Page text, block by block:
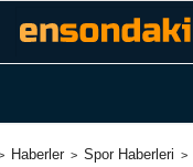
Haberler Spor Haberleri